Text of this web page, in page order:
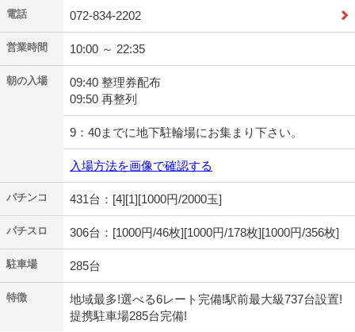
電話 072-834-2202
営業時間 10:00 ～ 22:35
朝の入場
09:40 整理券配布
09:50 再整列
9：40までに地下駐輪場にお集まり下さい。
入場方法を画像で確認する
パチンコ 431台：[4][1][1000円/2000玉]
パチスロ 306台：[1000円/46枚][1000円/178枚][1000円/356枚]
駐車場 285台
特徴
地域最多!選べる6レート完備!駅前最大級737台設置!
提携駐車場285台完備!